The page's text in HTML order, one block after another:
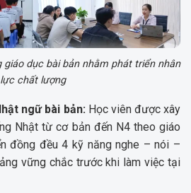
giáo dục bài bản nhằm phát triển nhân
lực chất lượng
ngữ bài bản:Học viên được xây
Nhật từ cơ bản đến N4 theo giáo
đồng đều 4 kỹ năng nghe – nói –
vững chắc trước khi làm việc tại